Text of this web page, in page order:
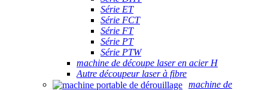
Série ET
Série FCT
Série FT
Série PT
Série PTW
machine de découpe laser en acier H
Autre découpeur laser à fibre
machine de